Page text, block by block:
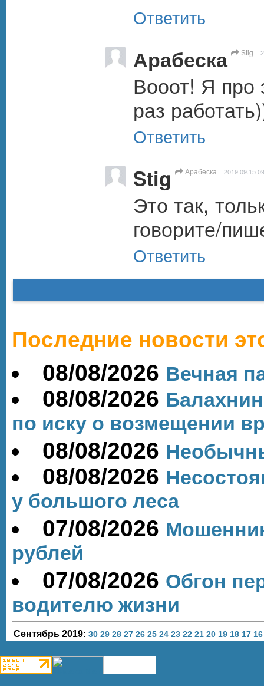
Ответить
Арабеска Stig
Вооот! Я про
раз
Ответить
Stig Арабеска 2019.09.15
Это так,
говорите/
Ответить
Последние новости
08/08/2026 Вечная
08/08/2026
по иску о возмещении
08/08/2026
08/08/2026
у большого леса
07/08/2026
рублей
07/08/2026 Обгон
водителю жизни
Сентябрь 2019: 30 29 28 27 26 25 24 23 22 21 20 19 18 17 16